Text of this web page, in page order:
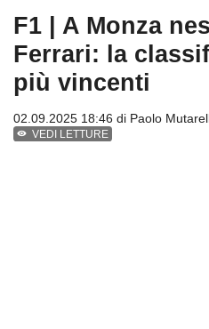
F1 | A Monza
Ferrari: la
più vincenti
02.09.2025 18:46 di Paolo
VEDI LETTURE